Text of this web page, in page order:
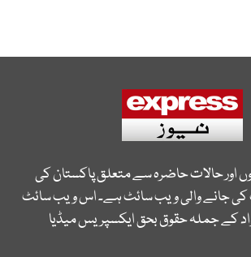
اور حالات حاضرہ سے متعلق پاکستان کی
جانے والی ویب سائٹ ہے۔ اس ویب سائٹ
کے جملہ حقوق بحق ایکسپریس میڈیا